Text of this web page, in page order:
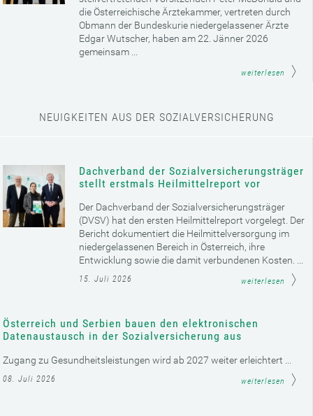
die Österreichische Ärztekammer, vertreten durch
Obmann der Bundeskurie niedergelassener Ärzte
Edgar Wutscher, haben am 22. Jänner 2026
gemeinsam ...
weiterlesen
NEUIGKEITEN AUS DER SOZIALVERSICHERUNG
Dachverband der Sozialversicherungsträger
stellt erstmals Heilmittelreport vor
Der Dachverband der Sozialversicherungsträger
(DVSV) hat den ersten Heilmittelreport vorgelegt. Der
Bericht dokumentiert die Heilmittelversorgung im
niedergelassenen Bereich in Österreich, ihre
Entwicklung sowie die damit verbundenen Kosten. ...
15. Juli 2026 weiterlesen
Österreich und Serbien bauen den elektronischen
Datenaustausch in der Sozialversicherung aus
Zugang zu Gesundheitsleistungen wird ab 2027 weiter erleichtert ...
08. Juli 2026 weiterlesen